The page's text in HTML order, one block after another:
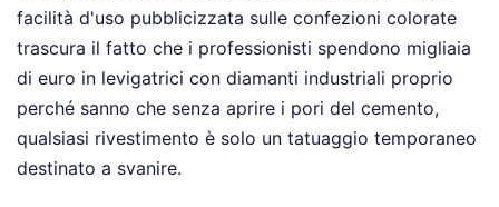
facilità d'uso pubblicizzata sulle confezioni colorate
trascura il fatto che i professionisti spendono migliaia
di euro in levigatrici con diamanti industriali proprio
perché sanno che senza aprire i pori del cemento,
qualsiasi rivestimento è solo un tatuaggio temporaneo
destinato a svanire.